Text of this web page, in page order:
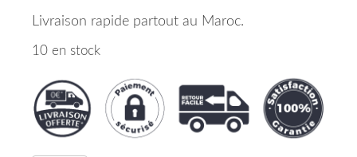
Livraison rapide partout au Maroc.
10 en stock